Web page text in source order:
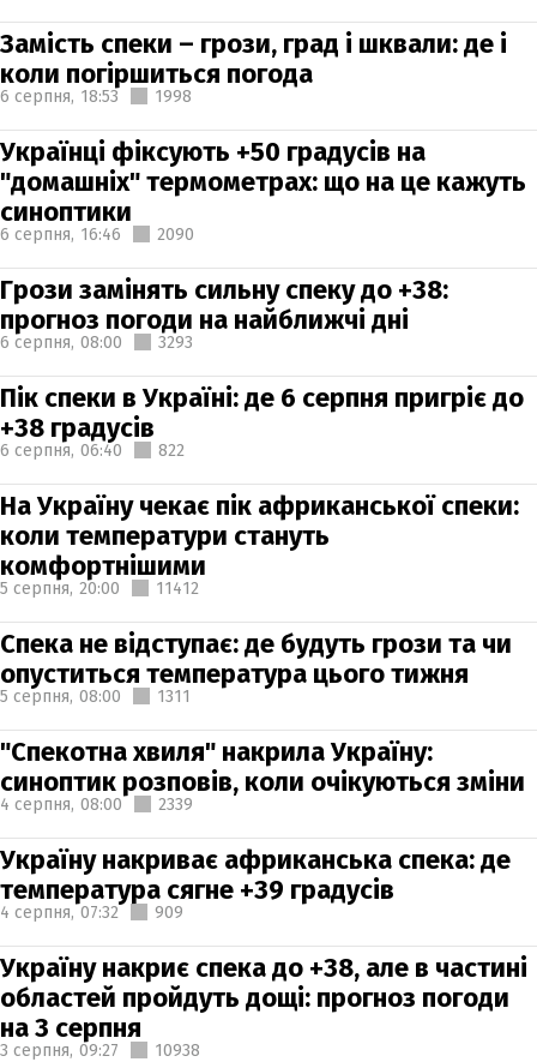
Замість спеки – грози, град і шквали: де і
коли погіршиться погода
6 серпня, 18:53 1998
Українці фіксують +50 градусів на
"домашніх" термометрах: що на це кажуть
синоптики
6 серпня, 16:46 2090
Грози замінять сильну спеку до +38:
прогноз погоди на найближчі дні
6 серпня, 08:00 3293
Пік спеки в Україні: де 6 серпня пригріє до
+38 градусів
6 серпня, 06:40 822
На Україну чекає пік африканської спеки:
коли температури стануть
комфортнішими
5 серпня, 20:00 11412
Спека не відступає: де будуть грози та чи
опуститься температура цього тижня
5 серпня, 08:00 1311
"Спекотна хвиля" накрила Україну:
синоптик розповів, коли очікуються зміни
4 серпня, 08:00 2339
Україну накриває африканська спека: де
температура сягне +39 градусів
4 серпня, 07:32 909
Україну накриє спека до +38, але в частині
областей пройдуть дощі: прогноз погоди
на 3 серпня
3 серпня, 09:27 10938